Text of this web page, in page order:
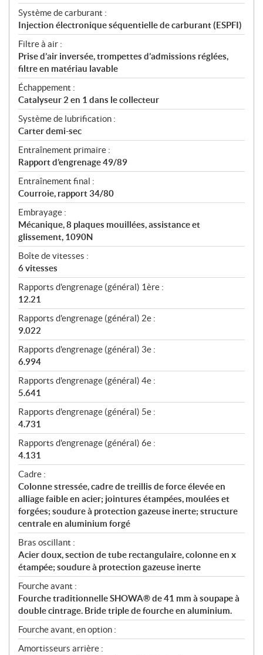
Système de carburant :
Injection électronique séquentielle de carburant (ESPFI)
Filtre à air :
Prise d’air inversée, trompettes d’admissions réglées,
filtre en matériau lavable
Échappement :
Catalyseur 2 en 1 dans le collecteur
Système de lubrification :
Carter demi-sec
Entraînement primaire :
Rapport d’engrenage 49/89
Entraînement final :
Courroie, rapport 34/80
Embrayage :
Mécanique, 8 plaques mouillées, assistance et
glissement, 1090N
Boîte de vitesses :
6 vitesses
Rapports d'engrenage (général) 1ère :
12.21
Rapports d'engrenage (général) 2e :
9.022
Rapports d'engrenage (général) 3e :
6.994
Rapports d'engrenage (général) 4e :
5.641
Rapports d'engrenage (général) 5e :
4.731
Rapports d'engrenage (général) 6e :
4.131
Cadre :
Colonne stressée, cadre de treillis de force élevée en
alliage faible en acier; jointures étampées, moulées et
forgées; soudure à protection gazeuse inerte; structure
centrale en aluminium forgé
Bras oscillant :
Acier doux, section de tube rectangulaire, colonne en x
étampée; soudure à protection gazeuse inerte
Fourche avant :
Fourche traditionnelle SHOWA® de 41 mm à soupape à
double cintrage. Bride triple de fourche en aluminium.
Fourche avant, en option :
Amortisseurs arrière :